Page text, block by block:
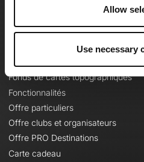
Allow
Use necessary
Le Mag'
Fonds de cartes topographiques
Fonctionnalités
Offre particuliers
Offre clubs et organisateurs
Offre PRO Destinations
Carte cadeau